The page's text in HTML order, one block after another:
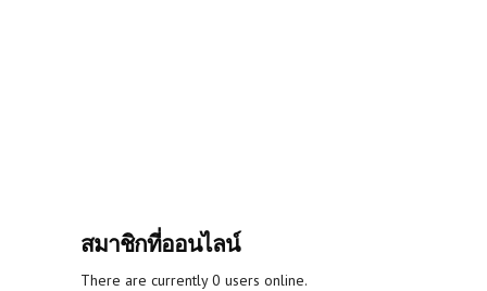
สมาชิกที่ออนไลน์
There are currently 0 users online.